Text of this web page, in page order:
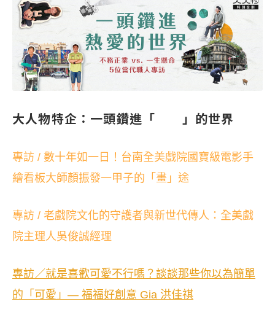
大人物特企：一頭鑽進「 」的世界
專訪 / 數十年如一日！台南全美戲院國寶級電影手
繪看板大師顏振發一甲子的「畫」途
專訪 / 老戲院文化的守護者與新世代傳人：全美戲
院主理人吳俊誠經理
專訪／就是喜歡可愛不行嗎？談談那些你以為簡單
的「可愛」— 福福好創意 Gia 洪佳祺